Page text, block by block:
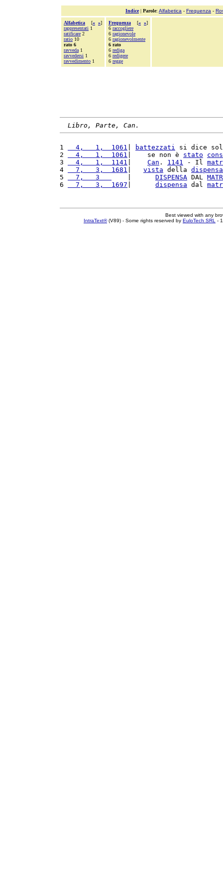
Indice| Parole: Alfabetica - Frequenza -
Alfabetica [« »]
rappresentati 1
ratificare 2
ratio 10
rato 6
ravveda 1
ravvedersi 1
ravvedimento 1
Frequenza [« »]
6 raccogliere
6 ragionevole
6 ragionevolmente
6 rato
6 rediga
6 redigere
6 regge
Libro, Parte, Can.
1
  4,   1,  1061
battezzati si dice
2
  4,   1,  1061
|    se non è stato
3
  4,   1,  1141
Can . 1141 - Il
4
  7,   3,  1681
vista della dispensa
5
  7,   3
DISPENSA DAL
6
  7,   3,  1697
dispensa dal
Best viewed with any
IntraText®(V89) - Some rights reserved by EuloTech SRL -